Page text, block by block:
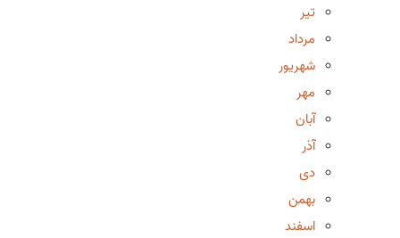
تیر
مرداد
شهریور
مهر
آبان
آذر
دی
بهمن
اسفند